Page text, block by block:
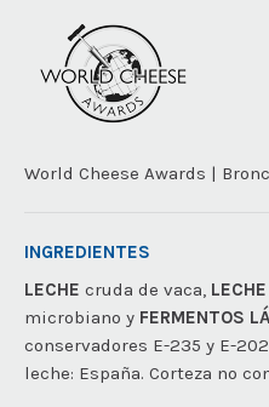
World Cheese Awards |
INGREDIENTES
LECHE cruda de vaca, LECHE
microbiano y FERMENTOS
conservadores E-235 y E-
leche: España. Corteza no